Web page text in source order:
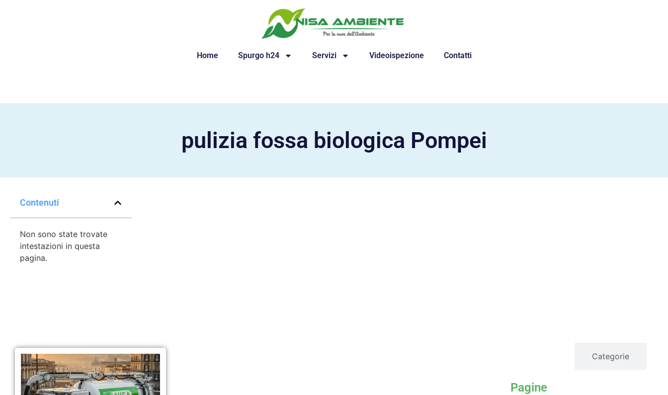
Home Spurgo h24 Servizi Videoispezione Contatti
pulizia fossa biologica Pompei
Contenuti
Non sono state trovate
intestazioni in questa
pagina.
Categorie
Pagine